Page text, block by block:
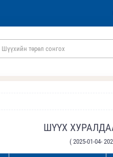
Шүүхийн төрөл сонгох
ШҮҮХ
( 2025-01-04-